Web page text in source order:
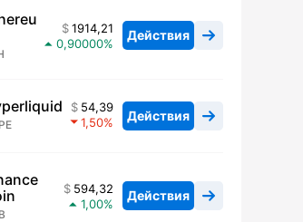
1914,21
0,90000
Действия
54,39
1,50
Действия
594,32
1,00
Действия